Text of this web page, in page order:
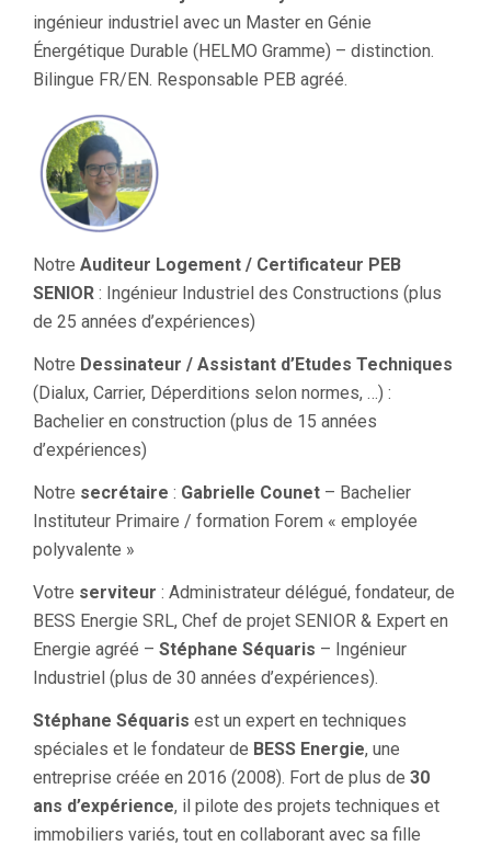
ingénieur industriel avec un Master en Génie
Énergétique Durable (HELMO Gramme) – distinction.
Bilingue FR/EN. Responsable PEB agréé.
Notre Auditeur Logement / Certificateur PEB
SENIOR : Ingénieur Industriel des Constructions (plus
de 25 années d’expériences)
Notre Dessinateur / Assistant d’Etudes Techniques
(Dialux, Carrier, Déperditions selon normes, …) :
Bachelier en construction (plus de 15 années
d’expériences)
Notre secrétaire : Gabrielle Counet – Bachelier
Instituteur Primaire / formation Forem « employée
polyvalente »
Votre serviteur : Administrateur délégué, fondateur, de
BESS Energie SRL, Chef de projet SENIOR & Expert en
Energie agréé – Stéphane Séquaris – Ingénieur
Industriel (plus de 30 années d’expériences).
Stéphane Séquaris est un expert en techniques
spéciales et le fondateur de BESS Energie, une
entreprise créée en 2016 (2008). Fort de plus de 30
ans d’expérience, il pilote des projets techniques et
immobiliers variés, tout en collaborant avec sa fille